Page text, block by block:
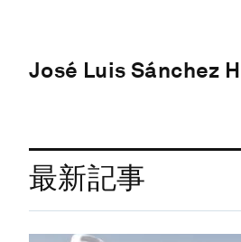
José Luis Sánchez
最新記事